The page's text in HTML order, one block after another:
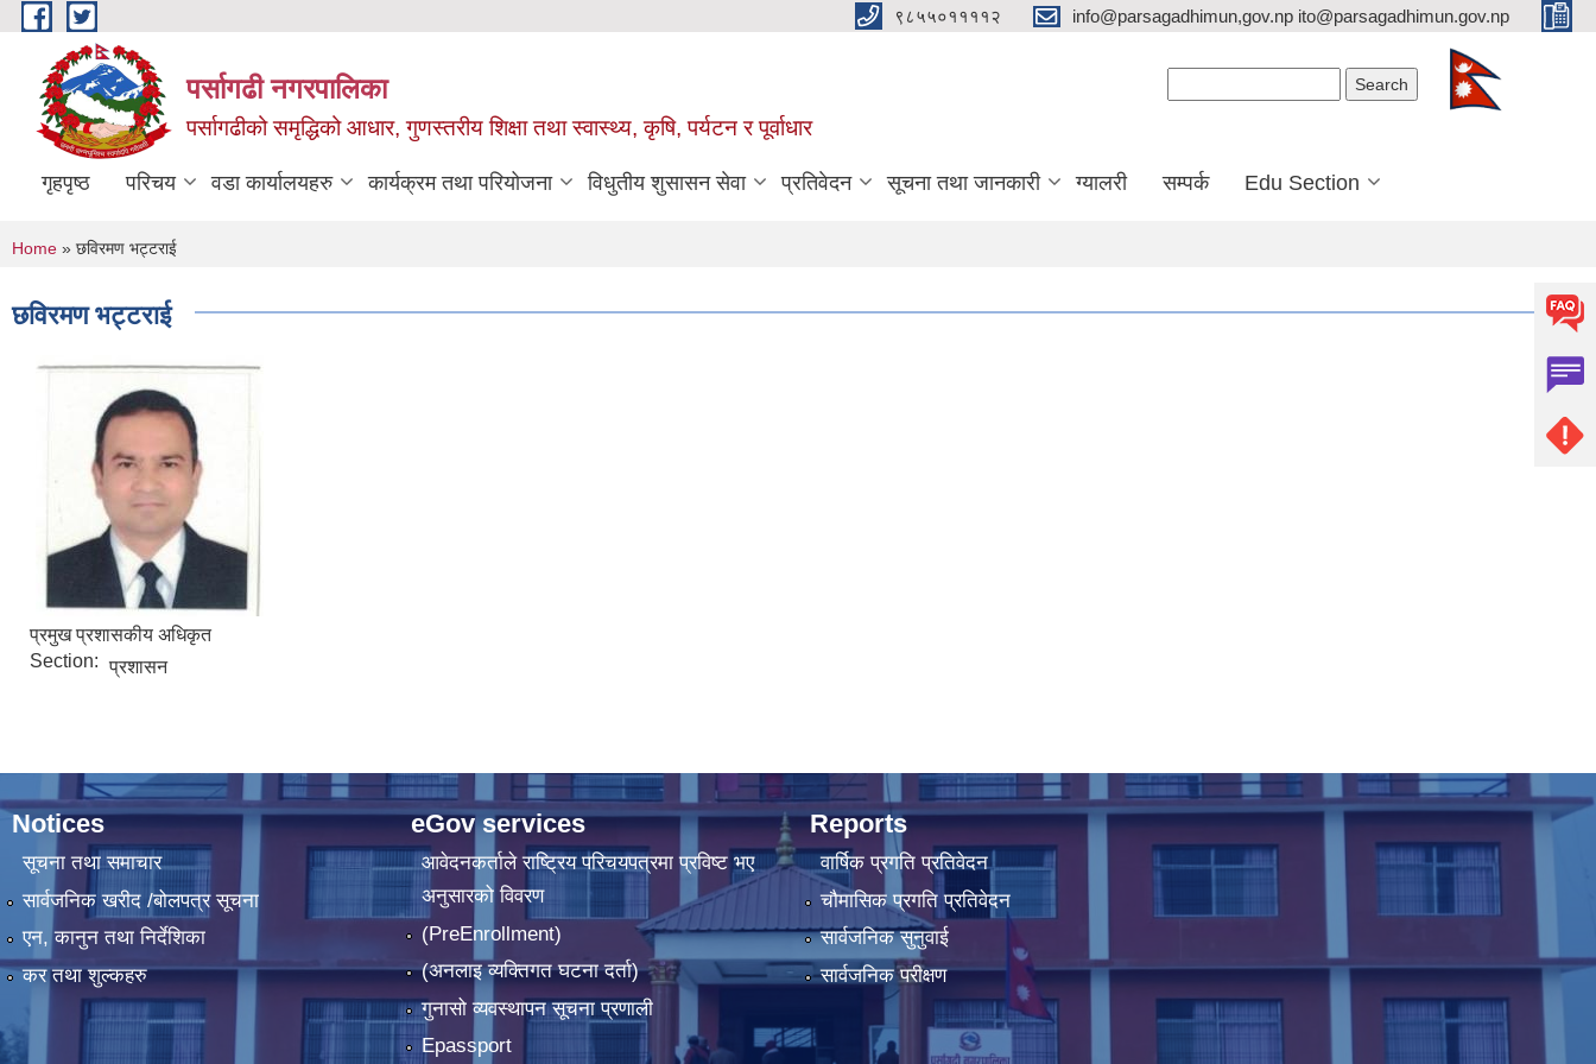
Skip to main content ९८५५०११११२ info@parsagadhimun,gov.np ito@parsagadhimun.gov.np
पर्सागढी नगरपालिका
पर्सागढीको समृद्धिको आधार, गुणस्तरीय शिक्षा तथा स्वास्थ्य, कृषि, पर्यटन र पूर्वाधार
गृहपृष्ठ परिचय वडा कार्यालयहरु कार्यक्रम तथा परियोजना विधुतीय शुसासन सेवा प्रतिवेदन सूचना तथा जानकारी ग्यालरी सम्पर्क Edu Section
You are here
Home » छविरमण भट्टराई
छविरमण भट्टराई
प्रमुख प्रशासकीय अधिकृत
Section: प्रशासन
Notices
सूचना तथा समाचार
सार्वजनिक खरीद /बोलपत्र सूचना
एन, कानुन तथा निर्देशिका
कर तथा शुल्कहरु
eGov services
आवेदनकर्ताले राष्‍ट्रिय परिचयपत्रमा प्रविष्ट भए
अनुसारको विवरण
(PreEnrollment)
(अनलाइ व्यक्तिगत घटना दर्ता)
गुनासो व्यवस्थापन सूचना प्रणाली
Epassport
Reports
वार्षिक प्रगति प्रतिवेदन
चौमासिक प्रगति प्रतिवेदन
सार्वजनिक सुनुवाई
सार्वजनिक परीक्षण